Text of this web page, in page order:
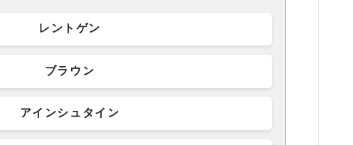
レントゲン
ブラウン
アインシュタイン